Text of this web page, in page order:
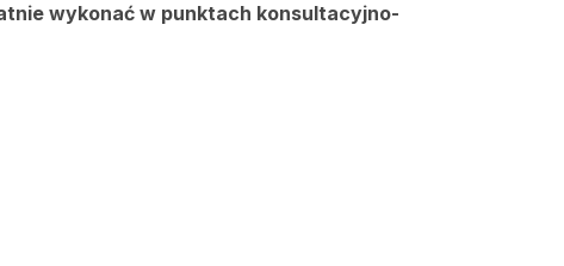
wykonać w punktach konsultacyjno-